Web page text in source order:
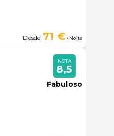
Desde 71 €/ Noite
NOTA
8,5
Fabuloso